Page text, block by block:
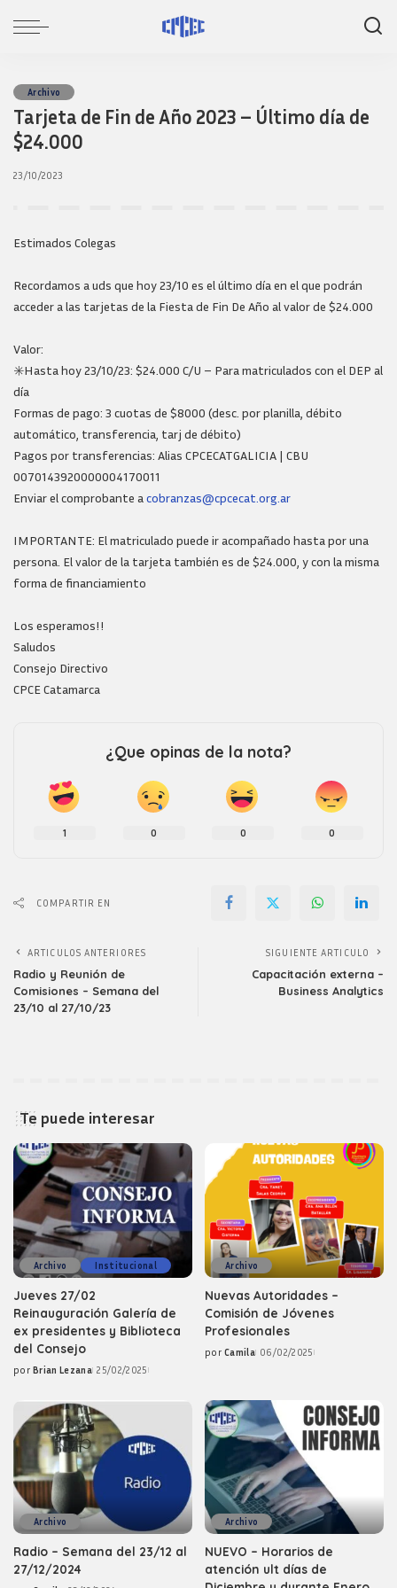
Archivo
Tarjeta de Fin de Año 2023 – Último día de
$24.000
23/10/2023
Estimados Colegas
Recordamos a uds que hoy 23/10 es el último día en el que podrán
acceder a las tarjetas de la Fiesta de Fin De Año al valor de $24.000
Valor:
✳️Hasta hoy 23/10/23: $24.000 C/U – Para matriculados con el DEP al
día
Formas de pago: 3 cuotas de $8000 (desc. por planilla, débito
automático, transferencia, tarj de débito)
Pagos por transferencias: Alias CPCECATGALICIA | CBU
0070143920000004170011
Enviar el comprobante acobranzas@cpcecat.org.ar
IMPORTANTE: El matriculado puede ir acompañado hasta por una
persona. El valor de la tarjeta también es de $24.000, y con la misma
forma de financiamiento
Los esperamos!!
Saludos
Consejo Directivo
CPCE Catamarca
¿Que opinas de la nota?
1 0 0 0
COMPARTIR EN
ARTICULOS ANTERIORES
Radio y Reunión de
Comisiones – Semana del
23/10 al 27/10/23
SIGUIENTE ARTICULO
Capacitación externa –
Business Analytics
Te puede interesar
Archivo Institucional
Jueves 27/02
Reinauguración Galería de
ex presidentes y Biblioteca
del Consejo
Posted
por Brian Lezana 25/02/2025
Archivo
Nuevas Autoridades –
Comisión de Jóvenes
Profesionales
Posted
por Camila 06/02/2025
Archivo
Radio – Semana del 23/12 al
27/12/2024
Archivo
NUEVO – Horarios de
atención ult días de